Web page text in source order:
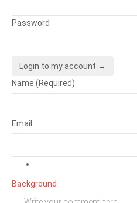
Password
Login to my account →
Name (Required)
Email
Background